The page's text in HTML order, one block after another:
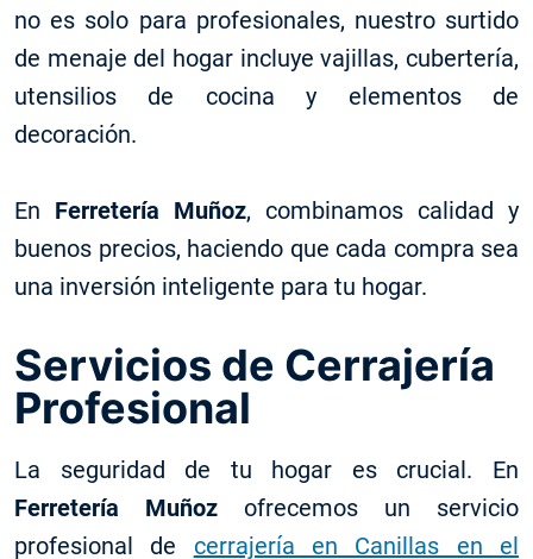
no es solo para profesionales, nuestro surtido
de menaje del hogar incluye vajillas, cubertería,
utensilios de cocina y elementos de
decoración.
En Ferretería Muñoz, combinamos calidad y
buenos precios, haciendo que cada compra sea
una inversión inteligente para tu hogar.
Servicios de Cerrajería
Profesional
La seguridad de tu hogar es crucial. En
Ferretería Muñoz ofrecemos un servicio
profesional de cerrajería en Canillas en el